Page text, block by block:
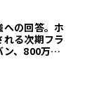
トから引
団法人 日本流
への回答。ホ
れる次期フラ
ン、800万円